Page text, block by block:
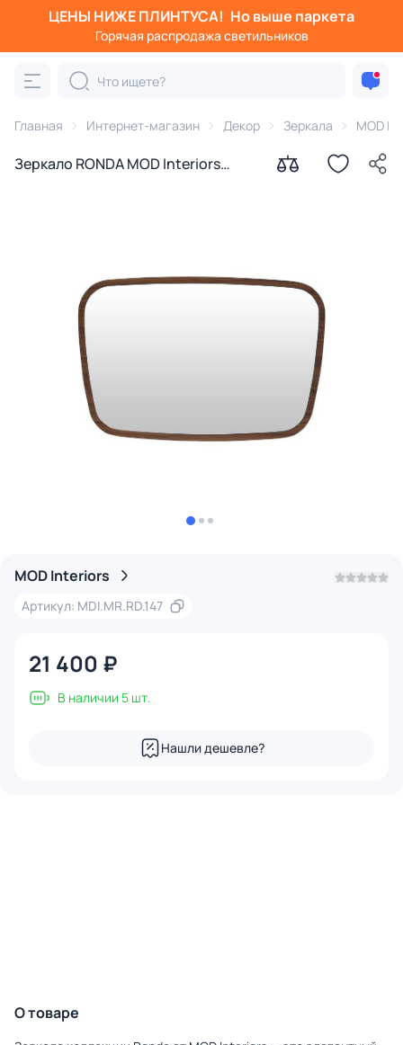
ЦЕНЫ НИЖЕ ПЛИНТУСА! Но выше паркета
Горячая распродажа светильников
Главная Интернет-магазин Декор Зеркала MOD
Зеркало RONDA MOD Interiors
MOD Interiors
Артикул: MDI.MR.RD.147
21 400 ₽
В наличии 5 шт.
Нашли дешевле?
О товаре